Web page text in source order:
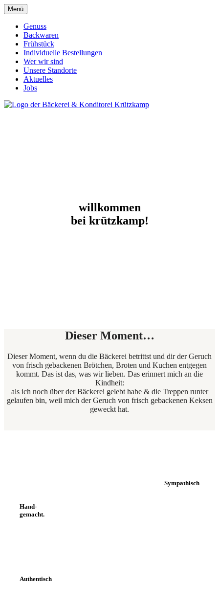
Menü
Genuss
Backwaren
Frühstück
Individuelle Bestellungen
Wer wir sind
Unsere Standorte
Aktuelles
Jobs
willkommen
bei krützkamp!
Dieser Moment…
Dieser Moment, wenn du die Bäckerei betrittst und dir der Geruch
von frisch gebackenen Brötchen, Broten und Kuchen entgegen
kommt. Das ist das, was wir lieben. Das erinnert mich an die
Kindheit:
als ich noch über der Bäckerei gelebt habe & die Treppen runter
gelaufen bin, weil mich der Geruch von frisch gebackenen Keksen
geweckt hat.
Sympathisch
Hand-
gemacht.
Authentisch